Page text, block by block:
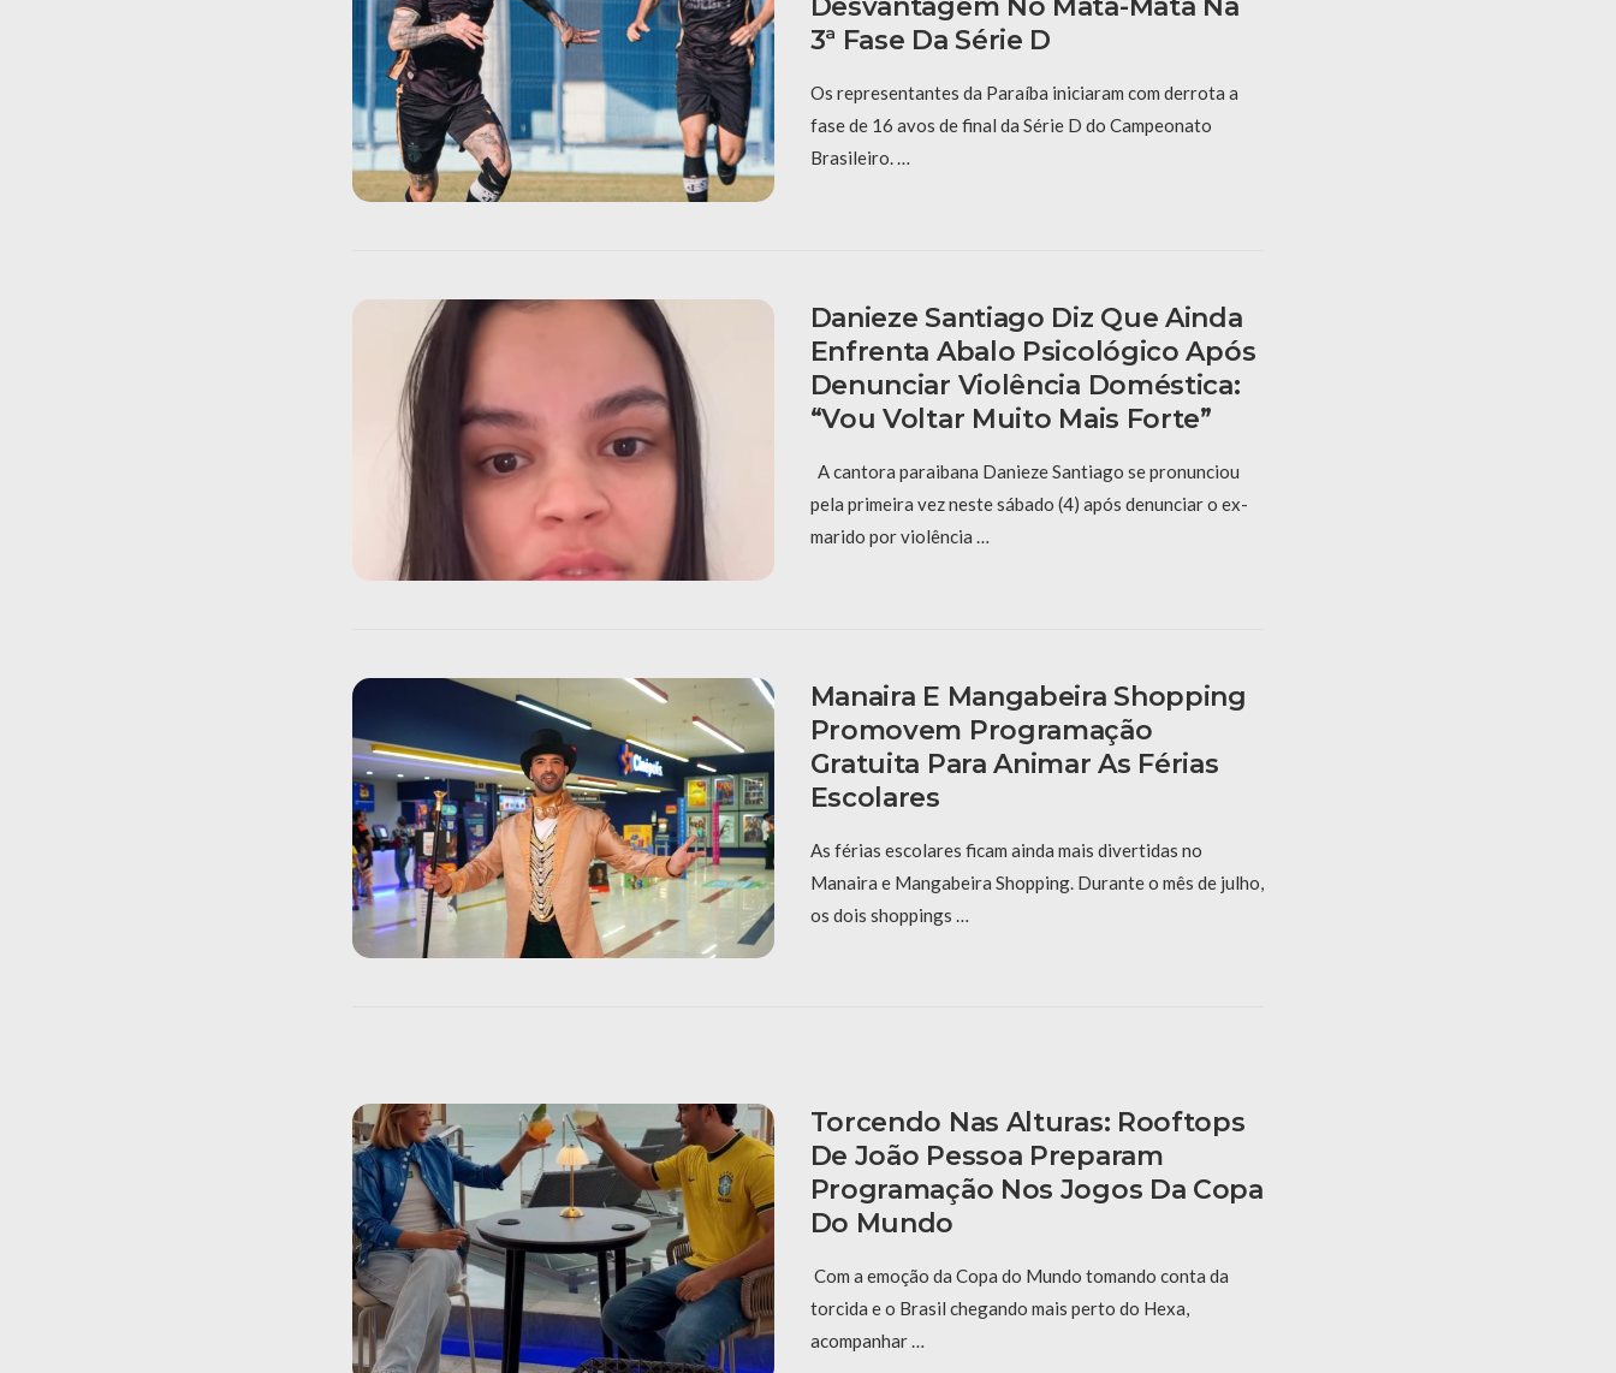
3ª Fase Da Série D
Os representantes da Paraíba iniciaram com derrota a
fase de 16 avos de final da Série D do Campeonato
Brasileiro. …
Danieze Santiago Diz Que Ainda
Enfrenta Abalo Psicológico Após
Denunciar Violência Doméstica:
“Vou Voltar Muito Mais Forte”
A cantora paraibana Danieze Santiago se pronunciou
pela primeira vez neste sábado (4) após denunciar o ex-
marido por violência …
Manaira E Mangabeira Shopping
Promovem Programação
Gratuita Para Animar As Férias
Escolares
As férias escolares ficam ainda mais divertidas no
Manaira e Mangabeira Shopping. Durante o mês de julho,
os dois shoppings …
Torcendo Nas Alturas: Rooftops
De João Pessoa Preparam
Programação Nos Jogos Da Copa
Do Mundo
Com a emoção da Copa do Mundo tomando conta da
torcida e o Brasil chegando mais perto do Hexa,
acompanhar …